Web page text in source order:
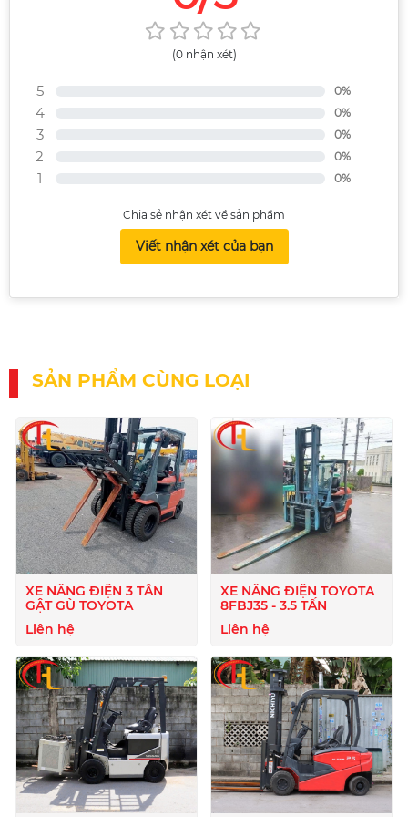
(0 nhận xét)
5 0%
4 0%
3 0%
2 0%
1 0%
Chia sẻ nhận xét về sản phẩm
Viết nhận xét của bạn
SẢN PHẨM CÙNG LOẠI
XE NÂNG ĐIỆN 3 TẤN
GẬT GÙ TOYOTA
Liên hệ
XE NÂNG ĐIỆN TOYOTA
8FBJ35 - 3.5 TẤN
Liên hệ